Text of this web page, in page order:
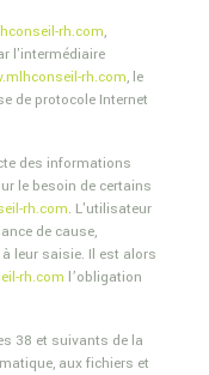
rh.com,
l'intermédiaire
rh.com, le
de protocole Internet
des informations
le besoin de certains
rh.com. L'utilisateur
de cause,
leur saisie. Il est alors
rh.com l’obligation
38 et suivants de la
aux fichiers et